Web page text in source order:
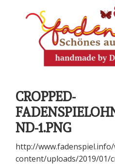
CROPPED-
ND-1.PNG
http://
content/uploads/2019/01/